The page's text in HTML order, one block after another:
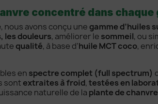
concentré dans
, nous avons conçu une gamme d’huiles
les douleurs, améliorer le sommeil, ou
qualité, à base d’huile MCT coco,
en spectre complet (full spectrum)
sont extraites à froid,testées en
naturelle de la plante de chanvre